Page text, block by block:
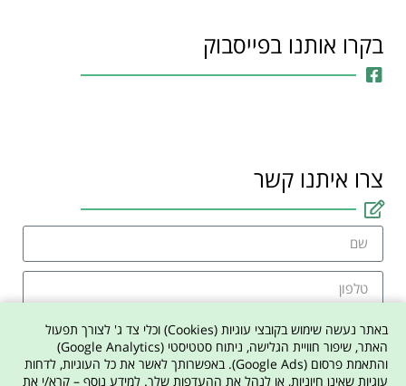
בקרו אותנו בפייסבוק
צרו איתנו קשר
אני מסכים למדיניות הפרטיות באתר
באתר נעשה שימוש בקובצי עוגיות (Cookies) וכלי צד ג' לצורך תפעול
האתר, שיפור חוויית הגלישה, ניתוח סטטיסטי (Google Analytics)
והתאמת פרסום (Google Ads). באפשרותך לאשר את כל העוגיות, לדחות
עוגיות שאינן חיוניות, או לנהל את ההעדפות שלך. למידע נוסף – קרא/י את